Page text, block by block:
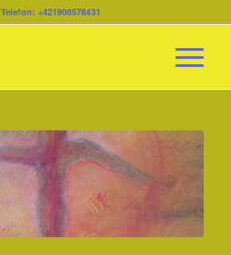
Telefon: +421908578431